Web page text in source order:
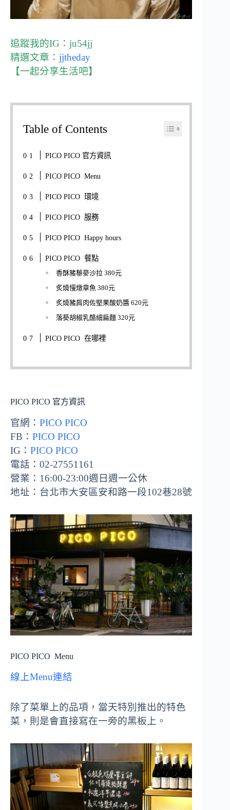
追蹤我的IG： ju54jj
精選文章： jjtheday
【一起分享生活吧】
Table of Contents
PICO PICO 官方資訊
PICO PICO Menu
PICO PICO 環境
PICO PICO 服務
PICO PICO Happy hours
PICO PICO 餐點
香酥豬藜麥沙拉 380元
炙燒慢燉章魚 380元
炙燒豬肩肉佐堅果酸奶醬 620元
落葵胡椒乳酪細扁麵 320元
PICO PICO 在哪裡
PICO PICO 官方資訊
官網： PICO PICO
FB： PICO PICO
IG： PICO PICO
電話：02-27551161
營業：16:00-23:00週日週一公休
地址：台北市大安區安和路一段102巷28號
PICO PICO Menu
線上Menu連結
除了菜單上的品項，當天特別推出的特色
菜，則是會直接寫在一旁的黑板上。